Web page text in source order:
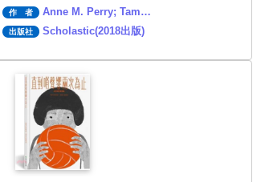
作 者 Anne M. Perry; Tam…
出版社 Scholastic(2018出版)